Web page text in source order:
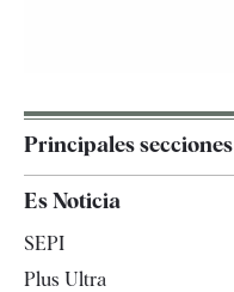
Principales secciones
Es Noticia
SEPI
Plus Ultra